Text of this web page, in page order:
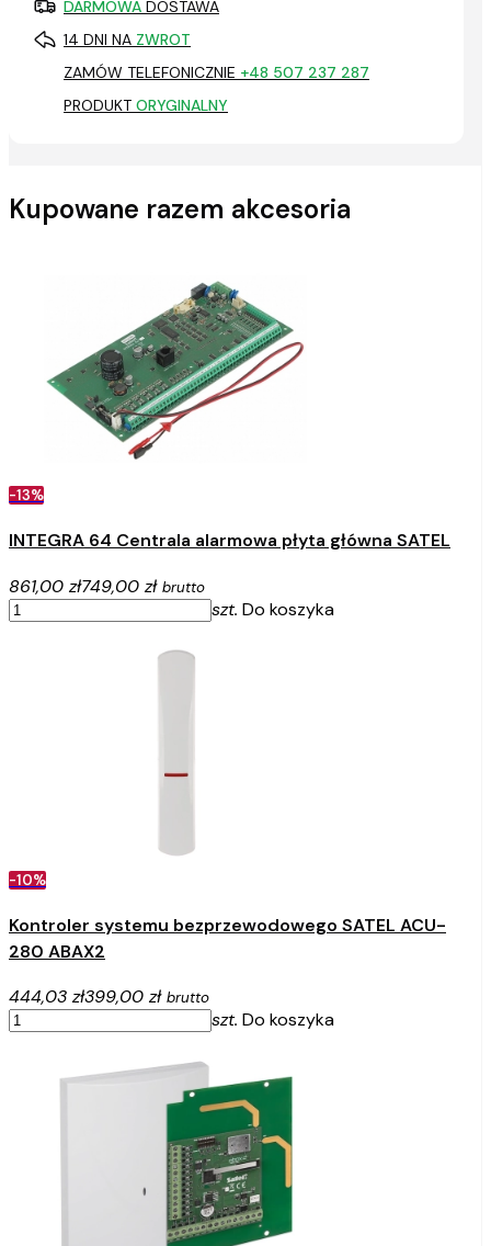
DARMOWA DOSTAWA
14 DNI NA ZWROT
ZAMÓW TELEFONICZNIE +48 507 237 287
PRODUKT ORYGINALNY
Kupowane razem akcesoria
-13%
INTEGRA 64 Centrala alarmowa płyta główna SATEL
861,00 zł749,00 zł brutto
szt. Do koszyka
-10%
Kontroler systemu bezprzewodowego SATEL ACU-
280 ABAX2
444,03 zł399,00 zł brutto
szt. Do koszyka